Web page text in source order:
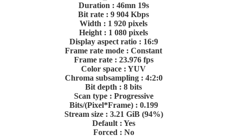
Duration : 46mn 19s
Bit rate : 9 904 Kbps
Width : 1 920 pixels
Height : 1 080 pixels
Display aspect ratio : 16:9
Frame rate mode : Constant
Frame rate : 23.976 fps
Color space : YUV
Chroma subsampling : 4:2:0
Bit depth : 8 bits
Scan type : Progressive
Bits/(Pixel*Frame) : 0.199
Stream size : 3.21 GiB (94%)
Default : Yes
Forced : No